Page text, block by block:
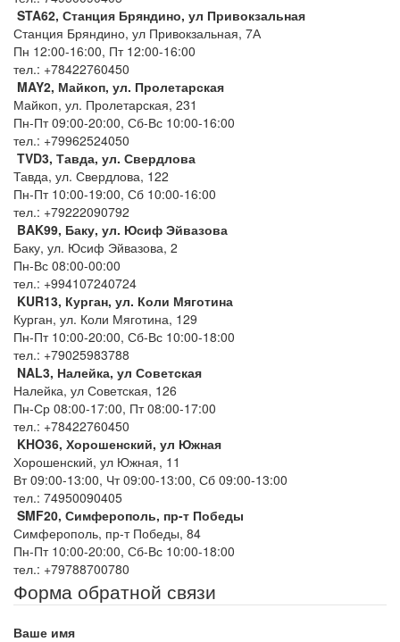
STA62, Станция Бряндино, ул Привокзальная
Станция Бряндино, ул Привокзальная, 7А
Пн 12:00-16:00, Пт 12:00-16:00
тел.: +78422760450
MAY2, Майкоп, ул. Пролетарская
Майкоп, ул. Пролетарская, 231
Пн-Пт 09:00-20:00, Сб-Вс 10:00-16:00
тел.: +79962524050
TVD3, Тавда, ул. Свердлова
Тавда, ул. Свердлова, 122
Пн-Пт 10:00-19:00, Сб 10:00-16:00
тел.: +79222090792
BAK99, Баку, ул. Юсиф Эйвазова
Баку, ул. Юсиф Эйвазова, 2
Пн-Вс 08:00-00:00
тел.: +994107240724
KUR13, Курган, ул. Коли Мяготина
Курган, ул. Коли Мяготина, 129
Пн-Пт 10:00-20:00, Сб-Вс 10:00-18:00
тел.: +79025983788
NAL3, Налейка, ул Советская
Налейка, ул Советская, 126
Пн-Ср 08:00-17:00, Пт 08:00-17:00
тел.: +78422760450
KHO36, Хорошенский, ул Южная
Хорошенский, ул Южная, 11
Вт 09:00-13:00, Чт 09:00-13:00, Сб 09:00-13:00
тел.: 74950090405
SMF20, Симферополь, пр-т Победы
Симферополь, пр-т Победы, 84
Пн-Пт 10:00-20:00, Сб-Вс 10:00-18:00
тел.: +79788700780
Форма обратной связи
Ваше имя